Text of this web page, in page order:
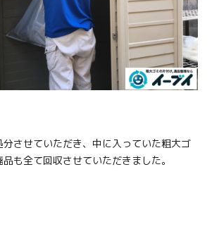
分させていただき、中に入っていた粗大ゴ
も全て回収させていただきました。